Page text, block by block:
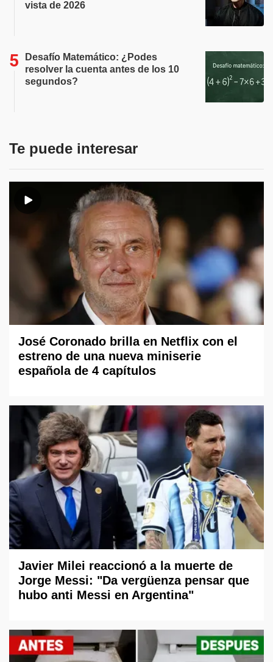
vista de 2026
Desafío Matemático: ¿Podes
resolver la cuenta antes de los 10
segundos?
Te puede interesar
José Coronado brilla en Netflix con el
estreno de una nueva miniserie
española de 4 capítulos
Javier Milei reaccionó a la muerte de
Jorge Messi: "Da vergüenza pensar que
hubo anti Messi en Argentina"